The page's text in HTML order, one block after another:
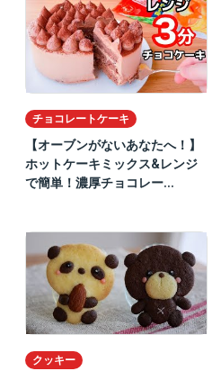
チョコレートケーキ
【オーブンがないあなたへ！】
ホットケーキミックス&レンジ
で簡単！濃厚チョコレー...
クッキー